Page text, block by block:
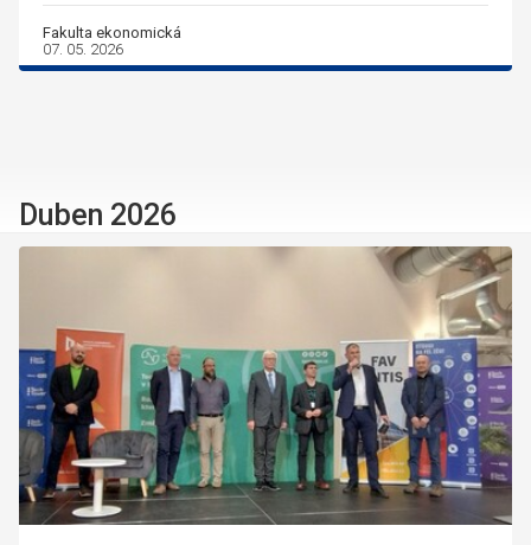
Fakulta ekonomická
07. 05. 2026
Duben 2026